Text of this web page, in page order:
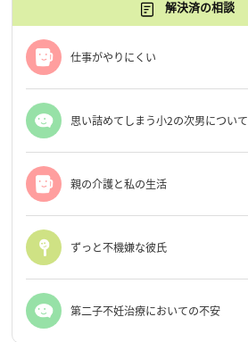
解決済の相談
仕事がやりにくい
思い詰めてしまう小2の次男について
親の介護と私の生活
ずっと不機嫌な彼氏
第二子不妊治療においての不安